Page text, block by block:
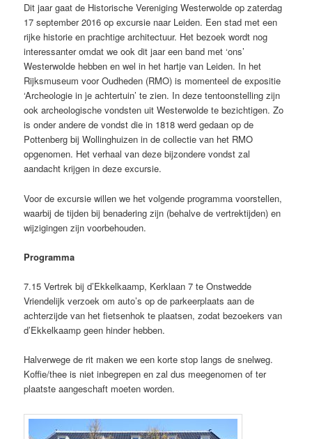
Dit jaar gaat de Historische Vereniging Westerwolde op zaterdag
17 september 2016 op excursie naar Leiden. Een stad met een
rijke historie en prachtige architectuur. Het bezoek wordt nog
interessanter omdat we ook dit jaar een band met ‘ons’
Westerwolde hebben en wel in het hartje van Leiden. In het
Rijksmuseum voor Oudheden (RMO) is momenteel de expositie
‘Archeologie in je achtertuin’ te zien. In deze tentoonstelling zijn
ook archeologische vondsten uit Westerwolde te bezichtigen. Zo
is onder andere de vondst die in 1818 werd gedaan op de
Pottenberg bij Wollinghuizen in de collectie van het RMO
opgenomen. Het verhaal van deze bijzondere vondst zal
aandacht krijgen in deze excursie.
Voor de excursie willen we het volgende programma voorstellen,
waarbij de tijden bij benadering zijn (behalve de vertrektijden) en
wijzigingen zijn voorbehouden.
Programma
7.15 Vertrek bij d’Ekkelkaamp, Kerklaan 7 te Onstwedde
Vriendelijk verzoek om auto’s op de parkeerplaats aan de
achterzijde van het fietsenhok te plaatsen, zodat bezoekers van
d’Ekkelkaamp geen hinder hebben.
Halverwege de rit maken we een korte stop langs de snelweg.
Koffie/thee is niet inbegrepen en zal dus meegenomen of ter
plaatste aangeschaft moeten worden.